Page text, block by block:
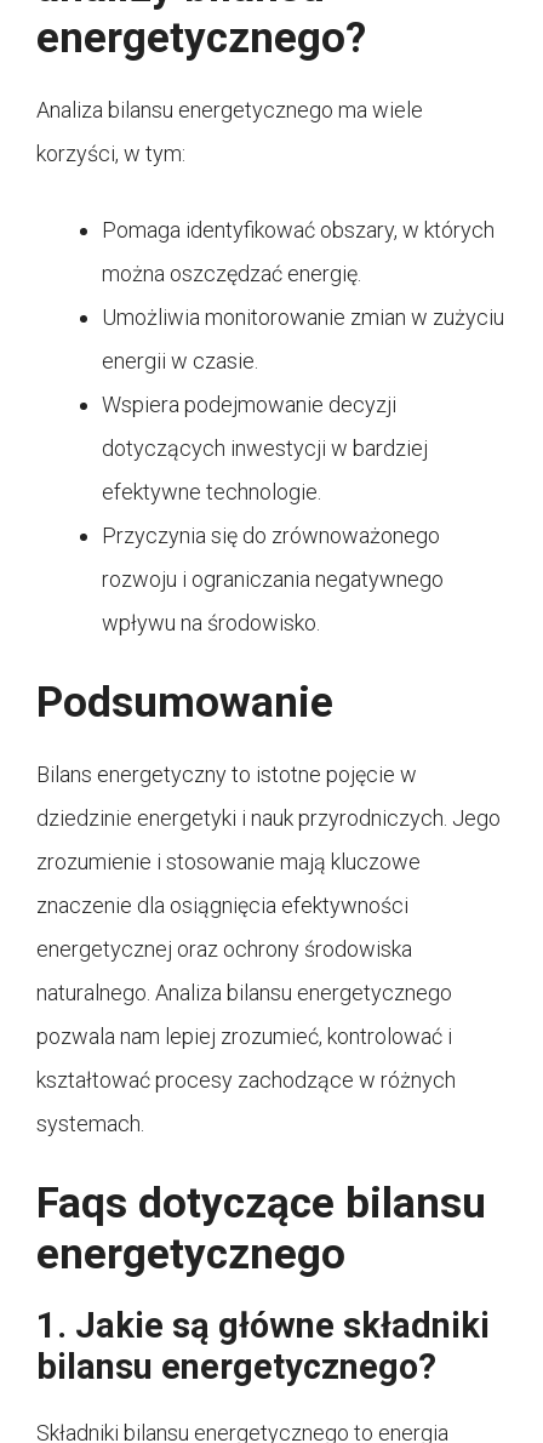
energetycznego?
Analiza bilansu energetycznego ma wiele
korzyści, w tym:
Pomaga identyfikować obszary, w których
można oszczędzać energię.
Umożliwia monitorowanie zmian w zużyciu
energii w czasie.
Wspiera podejmowanie decyzji
dotyczących inwestycji w bardziej
efektywne technologie.
Przyczynia się do zrównoważonego
rozwoju i ograniczania negatywnego
wpływu na środowisko.
Podsumowanie
Bilans energetyczny to istotne pojęcie w
dziedzinie energetyki i nauk przyrodniczych. Jego
zrozumienie i stosowanie mają kluczowe
znaczenie dla osiągnięcia efektywności
energetycznej oraz ochrony środowiska
naturalnego. Analiza bilansu energetycznego
pozwala nam lepiej zrozumieć, kontrolować i
kształtować procesy zachodzące w różnych
systemach.
Faqs dotyczące bilansu
energetycznego
1. Jakie są główne składniki
bilansu energetycznego?
Składniki bilansu energetycznego to energia